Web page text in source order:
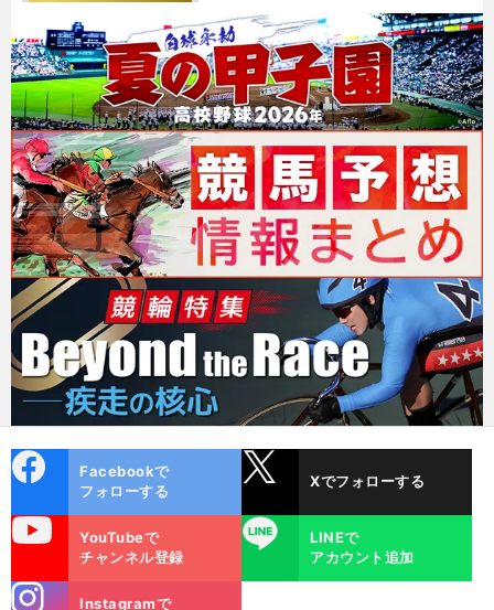
ok
Facebookで
フォローする
Xでフォローする
YouTubeで
チャンネル登録
LINE
LINEで
アカウント追加
Instagramで